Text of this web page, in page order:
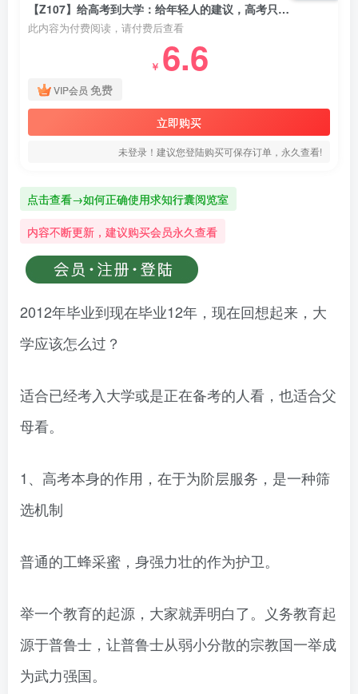
【Z107】给高考到大学：给年轻人的建议，高考只是一种“技术”人的筛选，大学也并不是最终人生目的
此内容为付费阅读，请付费后查看
￥ 6.6
VIP会员 免费
立即购买
未登录！建议您登陆购买可保存订单，永久查看!
点击查看→如何正确使用求知行囊阅览室
内容不断更新，建议购买会员永久查看
2012年毕业到现在毕业12年，现在回想起来，大
学应该怎么过？
适合已经考入大学或是正在备考的人看，也适合父
母看。
1、高考本身的作用，在于为阶层服务，是一种筛
选机制
普通的工蜂采蜜，身强力壮的作为护卫。
举一个教育的起源，大家就弄明白了。义务教育起
源于普鲁士，让普鲁士从弱小分散的宗教国一举成
为武力强国。